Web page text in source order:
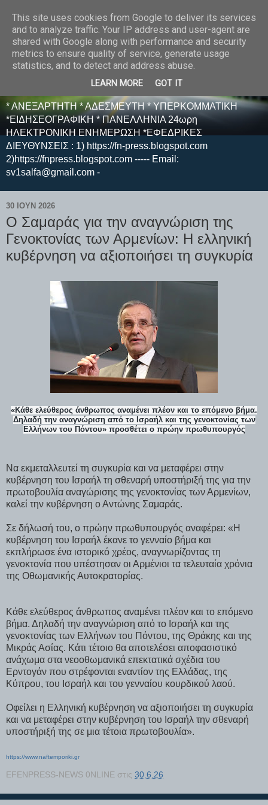
E F E N P R E S S -
ΗΛΕΚΤΡΟΝΙΚΗ
ΕΦΗΜΕΡΙΔΑ
* ΑΝΕΞΑΡΤΗΤΗ * ΑΔΕΣΜΕΥΤΗ * ΥΠΕΡΚΟΜΜΑΤΙΚΗ
*ΕΙΔΗΣΕΟΓΡΑΦΙΚΗ * ΠΑΝΕΛΛΗΝΙΑ 24ωρη
ΗΛΕΚΤΡΟΝΙΚΗ ΕΝΗΜΕΡΩΣΗ *ΕΦΕΔΡΙΚΕΣ
ΔΙΕΥΘΥΝΣΕΙΣ : 1) https://fn-press.blogspot.com
2)https://fnpress.blogspot.com ----- Email:
sv1salfa@gmail.com -
30 ΙΟΥΝ 2026
Ο Σαμαράς για την αναγνώριση της
Γενοκτονίας των Αρμενίων: Η ελληνική
κυβέρνηση να αξιοποιήσει τη συγκυρία
«Κάθε ελεύθερος άνθρωπος αναμένει πλέον και το επόμενο βήμα.
Δηλαδή την αναγνώριση από το Ισραήλ και της γενοκτονίας των
Ελλήνων του Πόντου» προσθέτει ο πρώην πρωθυπουργός
Να εκμεταλλευτεί τη συγκυρία και να μεταφέρει στην
κυβέρνηση του Ισραήλ τη σθεναρή υποστήριξή της για την
πρωτοβουλία αναγώρισης της γενοκτονίας των Αρμενίων,
καλεί την κυβέρνηση ο Αντώνης Σαμαράς.
Σε δήλωσή του, ο πρώην πρωθυπουργός αναφέρει: «Η
κυβέρνηση του Ισραήλ έκανε το γενναίο βήμα και
εκπλήρωσε ένα ιστορικό χρέος, αναγνωρίζοντας τη
γενοκτονία που υπέστησαν οι Αρμένιοι τα τελευταία χρόνια
της Οθωμανικής Αυτοκρατορίας.
Κάθε ελεύθερος άνθρωπος αναμένει πλέον και το επόμενο
βήμα. Δηλαδή την αναγνώριση από το Ισραήλ και της
γενοκτονίας των Ελλήνων του Πόντου, της Θράκης και της
Μικράς Ασίας. Κάτι τέτοιο θα αποτελέσει αποφασιστικό
ανάχωμα στα νεοοθωμανικά επεκτατικά σχέδια του
Ερντογάν που στρέφονται εναντίον της Ελλάδας, της
Κύπρου, του Ισραήλ και του γενναίου κουρδικού λαού.
Οφείλει η Ελληνική κυβέρνηση να αξιοποιήσει τη συγκυρία
και να μεταφέρει στην κυβέρνηση του Ισραήλ την σθεναρή
υποστήριξή της σε μια τέτοια πρωτοβουλία».
https://www.naftemporiki.gr
EFENPRESS-NEWS 0NLINE στις 30.6.26
This site uses cookies from Google to deliver its services
and to analyze traffic. Your IP address and user-agent are
shared with Google along with performance and security
metrics to ensure quality of service, generate usage
statistics, and to detect and address abuse.
LEARN MORE GOT IT